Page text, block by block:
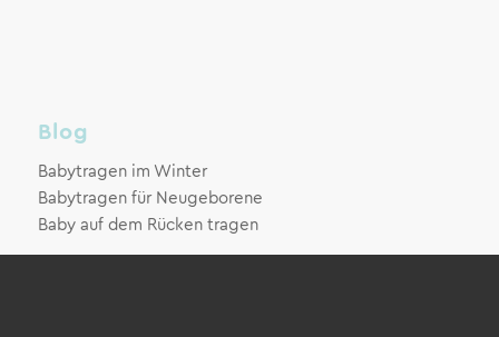
Blog
Babytragen im Winter
Babytragen für Neugeborene
Baby auf dem Rücken tragen